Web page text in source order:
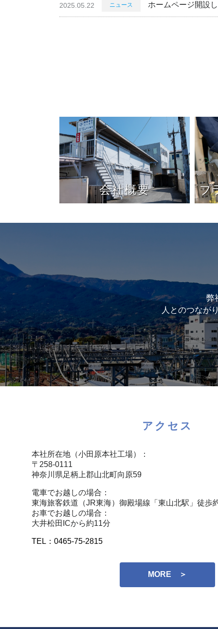
2025.05.22 ニュース ホームページ開設
会社概要 プ
弊
人とのつなが
アクセス
本社所在地（小田原本社工場）：
〒258-0111
神奈川県足柄上郡山北町向原59
電車でお越しの場合：
東海旅客鉄道（JR東海）御殿場線「東山北駅」徒歩
お車でお越しの場合：
大井松田ICから約11分
TEL：0465-75-2815
MORE ＞